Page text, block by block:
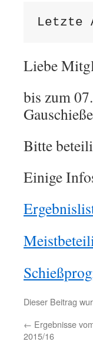
Letzte
Liebe
bis zum
Bitte
Einige
Dieser Beitrag
← Ergebnisse
2015/16